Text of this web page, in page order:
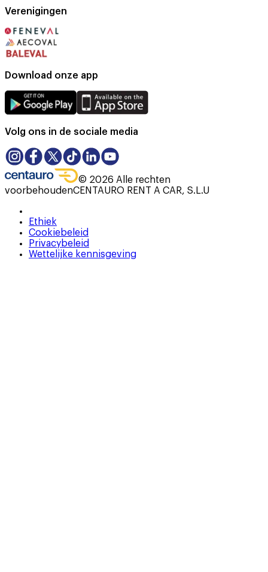
Verenigingen
Download onze app
Volg ons in de sociale media
© 2026 Alle rechten
voorbehoudenCENTAURO RENT A CAR, S.L.U
Ethiek
Cookiebeleid
Privacybeleid
Wettelijke kennisgeving